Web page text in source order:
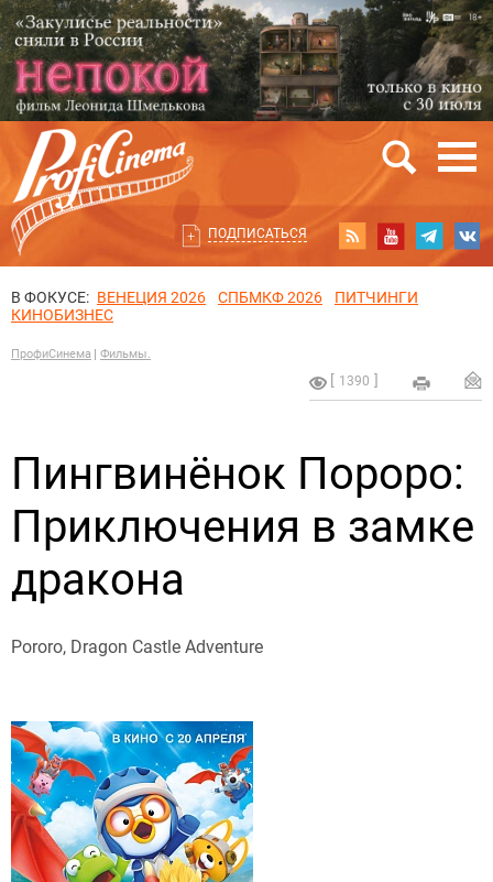
ПОДПИСАТЬСЯ
В ФОКУСЕ: ВЕНЕЦИЯ 2026 СПБМКФ 2026
ПИТЧИНГИ
КИНОБИЗНЕС
ПрофиСинема Фильмы.
1390
Пингвинёнок Пороро:
Приключения в замке
дракона
Pororo, Dragon Castle Adventure